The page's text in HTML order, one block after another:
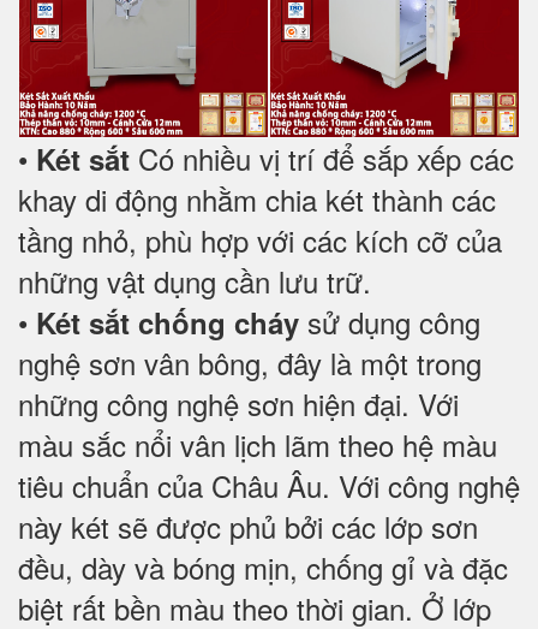
• Két sắt Có nhiều vị trí để sắp xếp các
khay di động nhằm chia két thành các
tầng nhỏ, phù hợp với các kích cỡ của
những vật dụng cần lưu trữ.
• Két sắt chống cháy sử dụng công
nghệ sơn vân bông, đây là một trong
những công nghệ sơn hiện đại. Với
màu sắc nổi vân lịch lãm theo hệ màu
tiêu chuẩn của Châu Âu. Với công nghệ
này két sẽ được phủ bởi các lớp sơn
đều, dày và bóng mịn, chống gỉ và đặc
biệt rất bền màu theo thời gian. Ở lớp